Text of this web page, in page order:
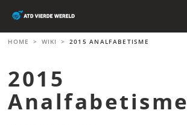
content
HOME > WIKI > 2015 ANALFABETISME
2015
Analfabetisme